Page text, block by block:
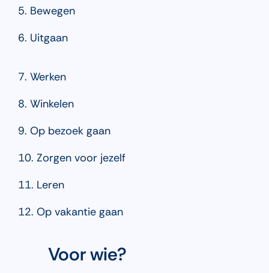
5. Bewegen
6. Uitgaan
7. Werken
8. Winkelen
9. Op bezoek gaan
10. Zorgen voor jezelf
11. Leren
12. Op vakantie gaan
Voor wie?